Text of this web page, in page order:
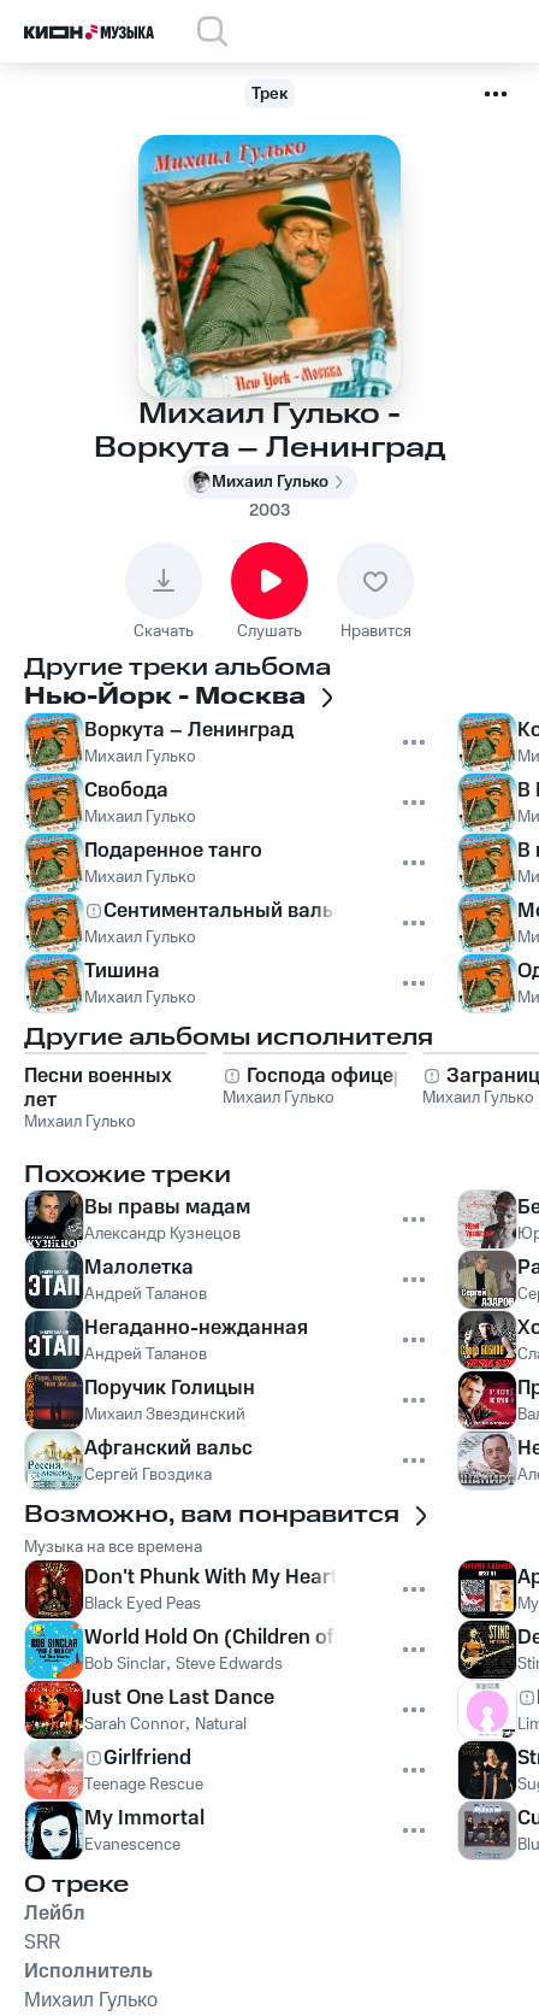
Трек
Михаил Гулько -
Воркута – Ленинград
Михаил Гулько
2003
Скачать Слушать Нравится
Другие треки альбома
Нью-Йорк - Москва
Воркута – Ленинград
Михаил Гулько
Свобода
Михаил Гулько
Подаренное танго
Михаил Гулько
Сентиментальный вальс
Михаил Гулько
Тишина
Михаил Гулько
В
В
Другие альбомы исполнителя
Песни военных
лет
Михаил Гулько
Господа офицеры
Михаил Гулько Михаил Гулько
Похожие треки
Вы правы мадам
Александр Кузнецов
Малолетка
Андрей Таланов
Негаданно-нежданная
Андрей Таланов
Поручик Голицын
Михаил Звездинский
Афганский вальс
Сергей Гвоздика
Возможно, вам понравится
Музыка на все времена
Don't Phunk With My Heart
Black Eyed Peas
World Hold On (Children of the Sky)
Bob Sinclar, Steve Edwards
Just One Last Dance
Sarah Connor, Natural
Girlfriend
Teenage Rescue
My Immortal
Evanescence
О треке
Лейбл
SRR
Исполнитель
Михаил Гулько